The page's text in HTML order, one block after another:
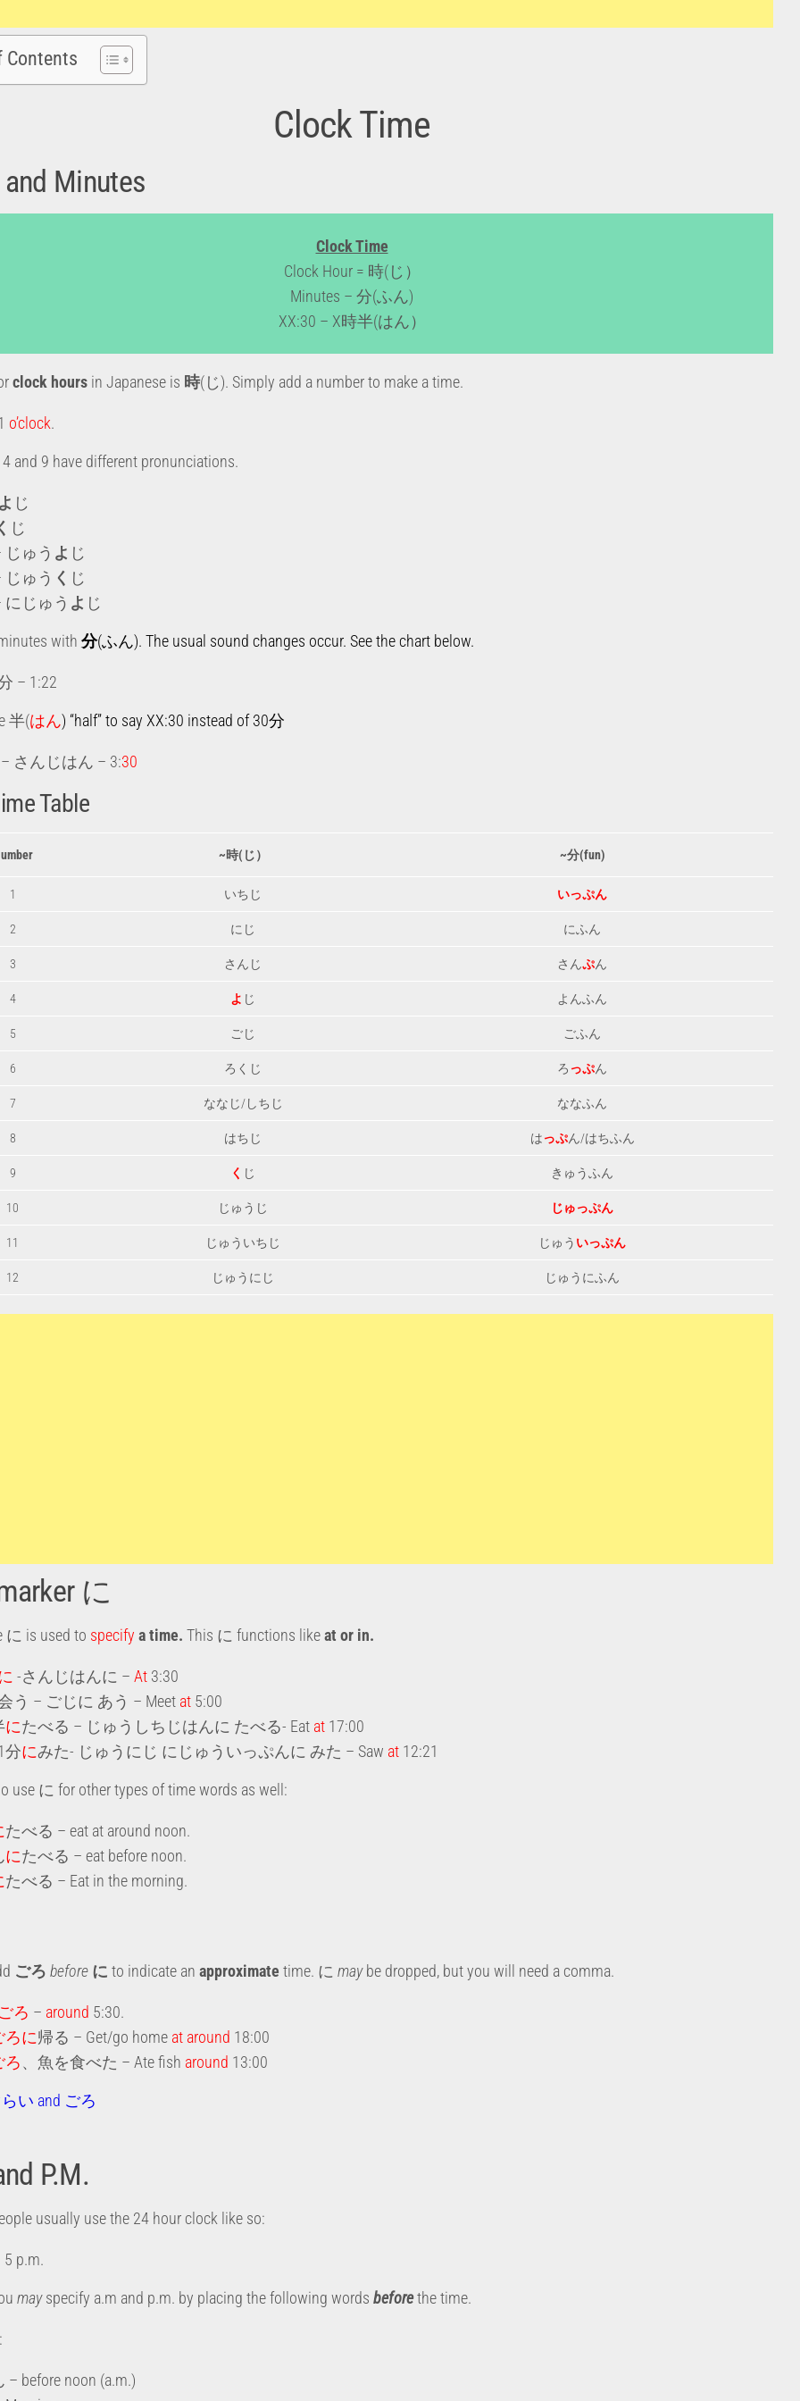
Contents
Clock Time
Minutes
Clock Time
Clock Hour = 時(じ）
Minutes – 分(ふん)
XX:30 – X時半(はん）
clock hours in Japanese is 時(じ). Simply add a number to make a time.
o’clock.
and 9 have different pronunciations.
じ
じ
じゅう よ じ
じゅう く じ
にじゅう よ じ
with 分(ふん). The usual sound changes occur. See the chart below.
– 1:22
半(はん) “half” to say XX:30 instead of 30分
さんじはん – 3:30
Table
~時(じ） ~分(fun)
1 いちじ いっぷん
2 にじ にふん
3 さんじ さんぷん
4 よ じ よんふん
5 ごじ ごふん
6 ろくじ ろ っぷん
7 ななじ/しちじ ななふん
8 はちじ はっぷん/はちふん
9 く じ きゅうふん
10 じゅうじ じゅっぷん
11 じゅういちじ じゅう いっぷん
12 じゅうにじ じゅうにふん
に
に is used to specify a time. This に functions likeat or in.
-さんじはんに – At 3:30
う – ごじに あう – Meet at 5:00
にたべる – じゅうしちじはんに たべる- Eat at 17:00
分にみた- じゅうにじ にじゅういっぷんに みた – Saw at 12:21
use に for other types of time words as well:
たべる – eat at around noon.
にたべる – eat before noon.
たべる – Eat in the morning.
ごろ before に to indicate an approximate time. に maybe dropped, but you will need a comma.
ろ – around 5:30.
ろに帰る – Get/go home at around 18:00
ろ、魚を食べた – Ate fish around 13:00
い and ごろ
P.M.
usually use the 24 hour clock like so:
p.m.
mayspecify a.m and p.m. by placing the following words beforethe time.
– before noon (a.m.)